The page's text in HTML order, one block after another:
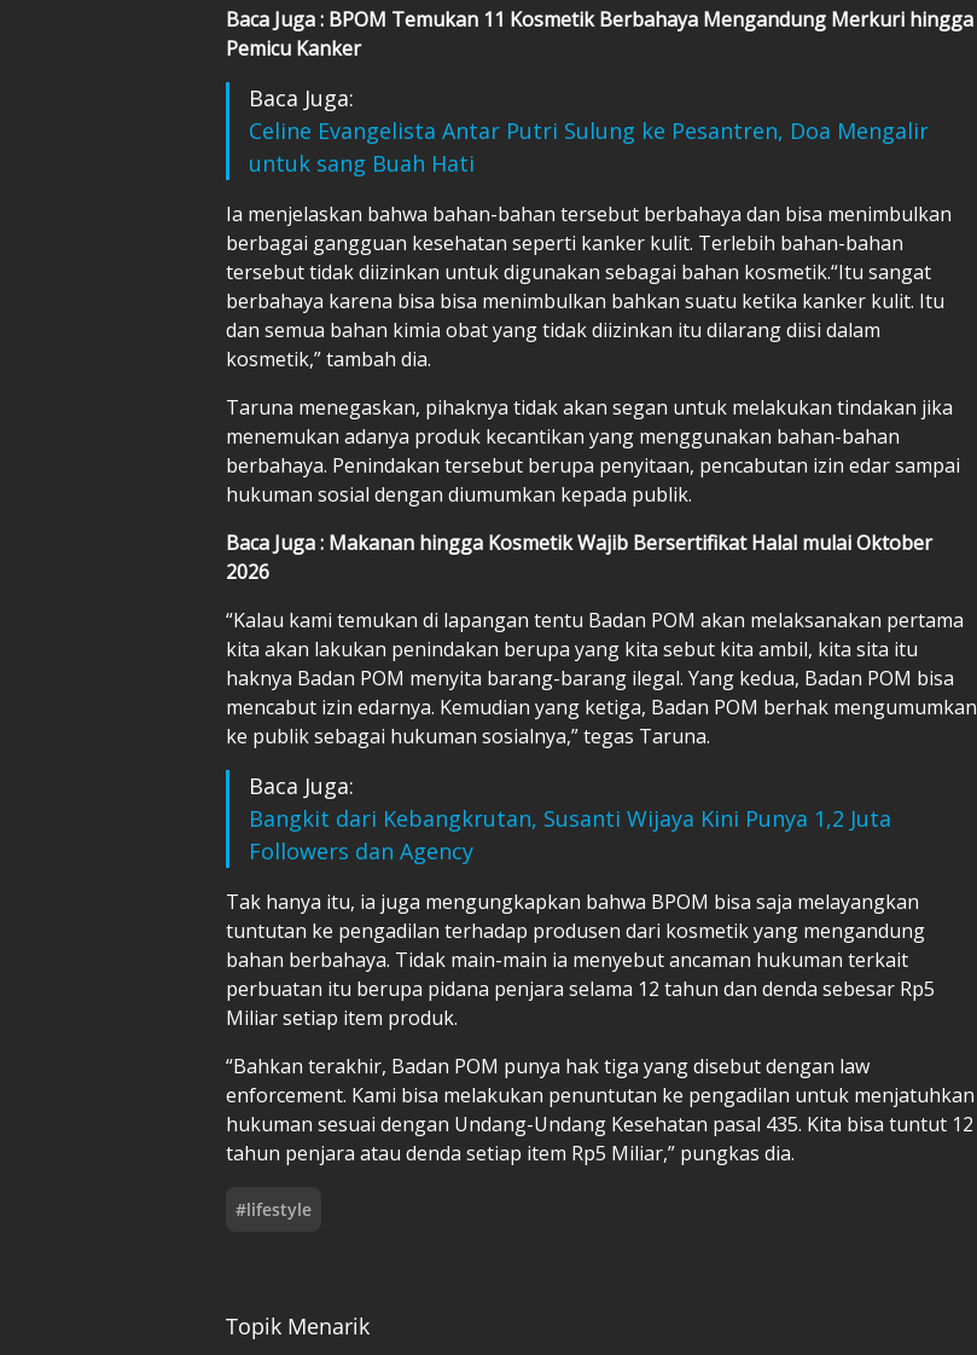
Baca Juga : BPOM Temukan 11 Kosmetik Berbahaya Mengandung Merkuri hingga
Pemicu Kanker
Baca Juga:
Celine Evangelista Antar Putri Sulung ke Pesantren, Doa Mengalir
untuk sang Buah Hati
Ia menjelaskan bahwa bahan-bahan tersebut berbahaya dan bisa menimbulkan
berbagai gangguan kesehatan seperti kanker kulit. Terlebih bahan-bahan
tersebut tidak diizinkan untuk digunakan sebagai bahan kosmetik.“Itu sangat
berbahaya karena bisa bisa menimbulkan bahkan suatu ketika kanker kulit. Itu
dan semua bahan kimia obat yang tidak diizinkan itu dilarang diisi dalam
kosmetik,” tambah dia.
Taruna menegaskan, pihaknya tidak akan segan untuk melakukan tindakan jika
menemukan adanya produk kecantikan yang menggunakan bahan-bahan
berbahaya. Penindakan tersebut berupa penyitaan, pencabutan izin edar sampai
hukuman sosial dengan diumumkan kepada publik.
Baca Juga : Makanan hingga Kosmetik Wajib Bersertifikat Halal mulai Oktober
2026
“Kalau kami temukan di lapangan tentu Badan POM akan melaksanakan pertama
kita akan lakukan penindakan berupa yang kita sebut kita ambil, kita sita itu
haknya Badan POM menyita barang-barang ilegal. Yang kedua, Badan POM bisa
mencabut izin edarnya. Kemudian yang ketiga, Badan POM berhak mengumumkan
ke publik sebagai hukuman sosialnya,” tegas Taruna.
Baca Juga:
Bangkit dari Kebangkrutan, Susanti Wijaya Kini Punya 1,2 Juta
Followers dan Agency
Tak hanya itu, ia juga mengungkapkan bahwa BPOM bisa saja melayangkan
tuntutan ke pengadilan terhadap produsen dari kosmetik yang mengandung
bahan berbahaya. Tidak main-main ia menyebut ancaman hukuman terkait
perbuatan itu berupa pidana penjara selama 12 tahun dan denda sebesar Rp5
Miliar setiap item produk.
“Bahkan terakhir, Badan POM punya hak tiga yang disebut dengan law
enforcement. Kami bisa melakukan penuntutan ke pengadilan untuk menjatuhkan
hukuman sesuai dengan Undang-Undang Kesehatan pasal 435. Kita bisa tuntut 12
tahun penjara atau denda setiap item Rp5 Miliar,” pungkas dia.
#lifestyle
Topik Menarik